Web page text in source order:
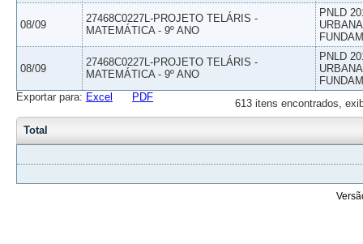
08/09
27468C0227L-PROJETO TELÁRIS -
MATEMÁTICA - 9º ANO
PNLD
08/09
27468C0227L-PROJETO TELÁRIS -
MATEMÁTICA - 9º ANO
PNLD
613 itens encontrados,
Exportar para: Excel PDF
Total